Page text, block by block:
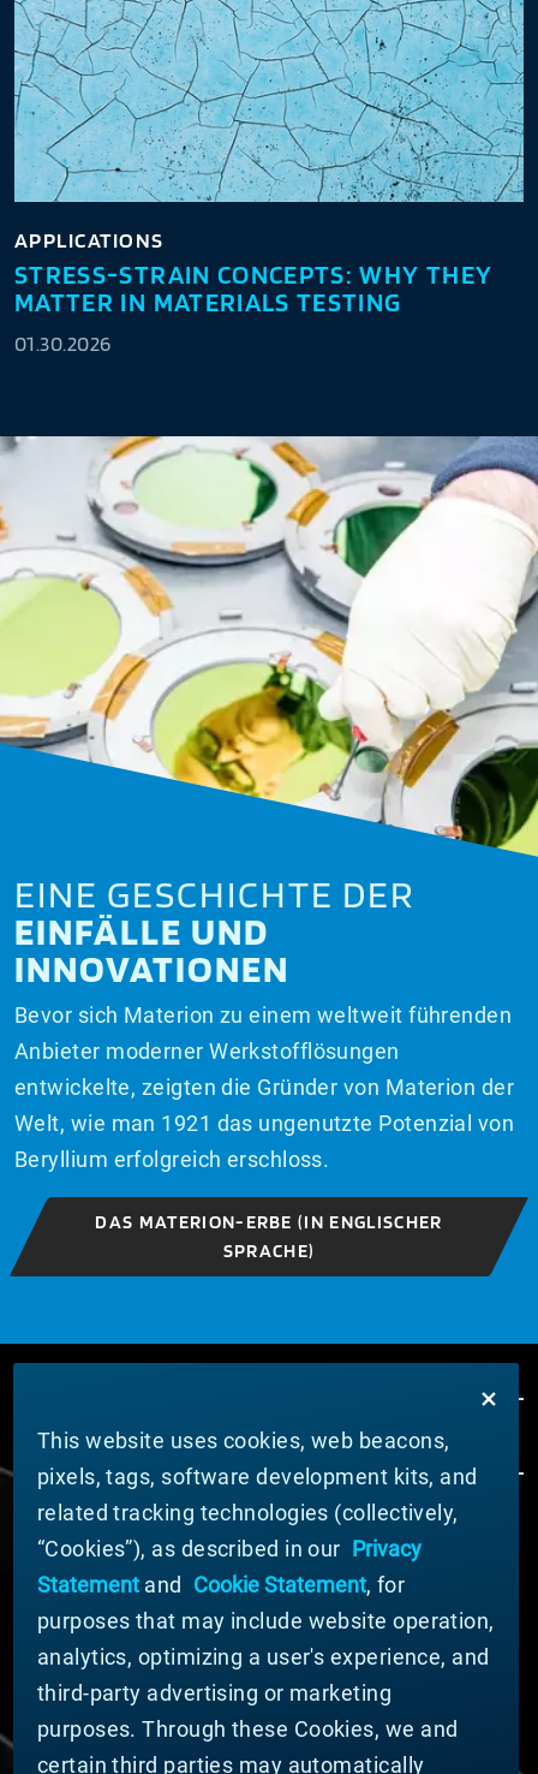
APPLICATIONS
STRESS-STRAIN CONCEPTS: WHY THEY
MATTER IN MATERIALS TESTING
01.30.2026
EINE GESCHICHTE DER
EINFÄLLE UND
INNOVATIONEN
Bevor sich Materion zu einem weltweit führenden
Anbieter moderner Werkstofflösungen
entwickelte, zeigten die Gründer von Materion der
Welt, wie man 1921 das ungenutzte Potenzial von
Beryllium erfolgreich erschloss.
DAS MATERION-ERBE (IN ENGLISCHER
SPRACHE)
Nachrichten
Unternehmensführung
Geschäftsbereiche (Englisch)
Nachhaltigkeit
FÜR LIEFERANTEN (ENGLISCH)
International Supplier Guide
This website uses cookies, web beacons,
pixels, tags, software development kits, and
related tracking technologies (collectively,
“Cookies”), as described in our Privacy
Statementand Cookie Statement, for
purposes that may include website operation,
analytics, optimizing a user's experience, and
third-party advertising or marketing
purposes. Through these Cookies, we and
certain third parties may automatically